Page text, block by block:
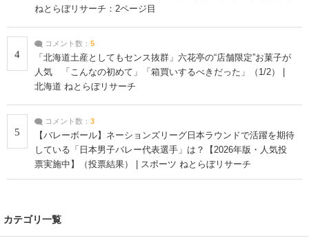
ねとらぼリサーチ：2ページ目
4
コメント数： 5
「北海道土産としてもセンス抜群」六花亭の“店舗限定”お菓子が
人気 「こんなの初めて」「箱買いするべきだった」（1/2） |
北海道 ねとらぼリサーチ
5
コメント数： 3
【バレーボール】ネーションズリーグ日本ラウンドで活躍を期待
している「日本男子バレー代表選手」は？【2026年版・人気投
票実施中】（投票結果） | スポーツ ねとらぼリサーチ
カテゴリ一覧